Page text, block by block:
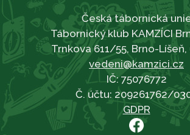
Česká tábornická
Tábornický klub KAMZÍCI
Trnkova 611/55, Brno-Líšeň,
vedeni@kamzici.cz
IČ: 75076772
Č. účtu: 209261762/
GDPR